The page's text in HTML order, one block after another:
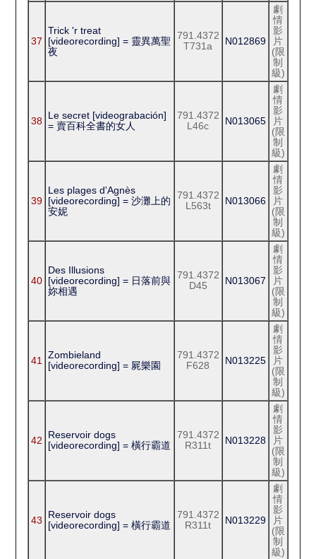
37
Trick 'r treat
[videorecording] = 靈異萬聖
夜
791.4372
T731a
N012869
劇
情
影
片
(限
制
級)
38 Le secret [videograbación]
= 賣百科全書的女人
791.4372
L46c
N013065
劇
情
影
片
(限
制
級)
39
Les plages d'Agnès
[videorecording] = 沙灘上的
安妮
791.4372
L563t
N013066
劇
情
影
片
(限
制
級)
40
Des Illusions
[videorecording] = 日落前與
妳相遇
791.4372
D45
N013067
劇
情
影
片
(限
制
級)
41
Zombieland
[videorecording] = 屍樂園
791.4372
F628
N013225
劇
情
影
片
(限
制
級)
42
Reservoir dogs
[videorecording] = 橫行霸道
791.4372
R311t
N013228
劇
情
影
片
(限
制
級)
43
Reservoir dogs
[videorecording] = 橫行霸道
791.4372
R311t
N013229
劇
情
影
片
(限
制
級)